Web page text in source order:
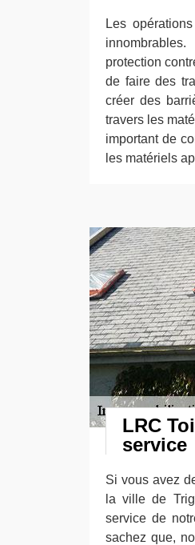
Les
protection
de faire des
créer des
travers les
important de
les matériels
LRC
service
Si vous avez
la ville de
service de
sachez que,